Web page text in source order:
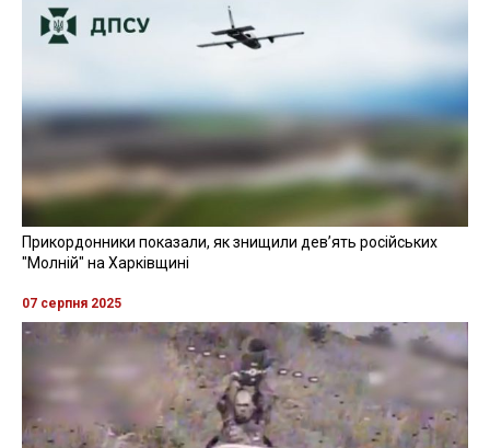
Прикордонники показали, як знищили девʼять російських
"Молній" на Харківщині
07 серпня 2025